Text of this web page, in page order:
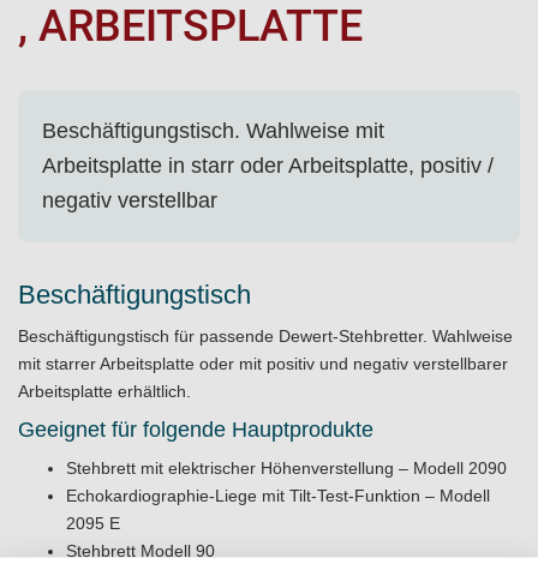
, ARBEITSPLATTE
Beschäftigungstisch. Wahlweise mit
Arbeitsplatte in starr oder Arbeitsplatte, positiv /
negativ verstellbar
Beschäftigungstisch
Beschäftigungstisch für passende Dewert-Stehbretter. Wahlweise
mit starrer Arbeitsplatte oder mit positiv und negativ verstellbarer
Arbeitsplatte erhältlich.
Geeignet für folgende Hauptprodukte
Stehbrett mit elektrischer Höhenverstellung – Modell 2090
Echokardiographie-Liege mit Tilt-Test-Funktion – Modell
2095 E
Stehbrett Modell 90